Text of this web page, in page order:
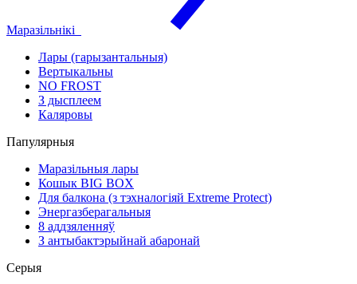
Маразільнікі
Лары (гарызантальныя)
Вертыкальны
NO FROST
З дысплеем
Каляровы
Папулярныя
Маразільныя лары
Кошык BIG BOX
Для балкона (з тэхналогіяй Extreme Protect)
Энергазберагальныя
8 аддзяленняў
З антыбактэрыйнай абаронай
Серыя